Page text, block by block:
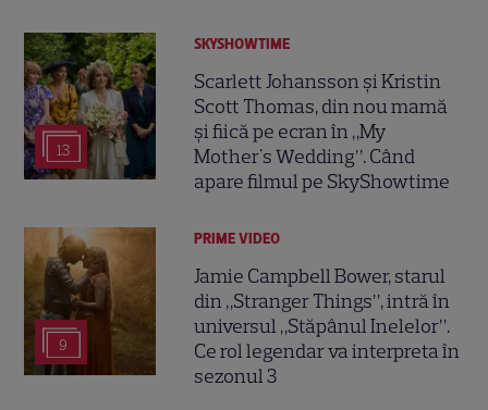
13
SKYSHOWTIME
Scarlett Johansson și Kristin
Scott Thomas, din nou mamă
și fiică pe ecran în „My
Mother's Wedding”. Când
apare filmul pe SkyShowtime
9
PRIME VIDEO
Jamie Campbell Bower, starul
din „Stranger Things”, intră în
universul „Stăpânul Inelelor”.
Ce rol legendar va interpreta în
sezonul 3